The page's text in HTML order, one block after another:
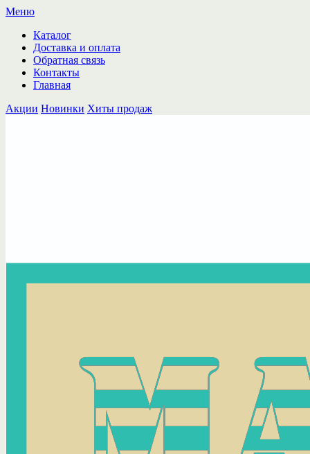
Меню
Каталог
Доставка и оплата
Обратная связь
Контакты
Главная
Акции Новинки Хиты продаж